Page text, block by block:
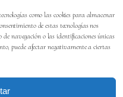
como las cookies para almacenar
de estas tecnologías nos
navegación o las identificaciones únicas
puede afectar negativamente a ciertas
313
EN: